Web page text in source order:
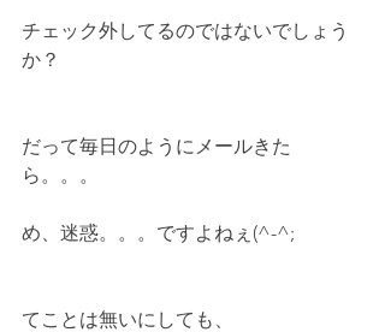
チェック外してるのではないでしょう
か？
だって毎日のようにメールきた
ら。。。
め、迷惑。。。ですよねぇ(^-^;
てことは無いにしても、